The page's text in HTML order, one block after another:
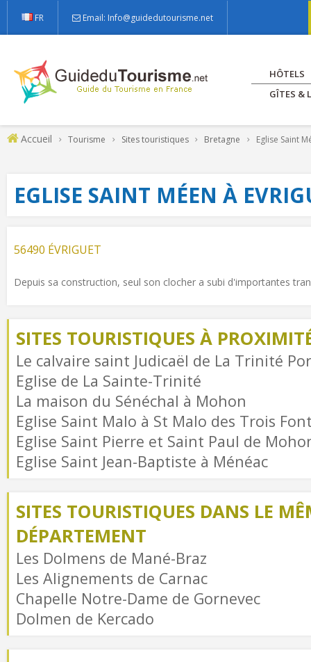
FR Email: Info@guidedutourisme.net
HÔTELS
GÎTES &
Accueil Tourisme Sites touristiques Bretagne Eglise Saint
EGLISE SAINT MÉEN À
56490 ÉVRIGUET
Depuis sa construction, seul son clocher a subi d'importantes
SITES TOURISTIQUES À
Le calvaire saint Judicaël de La Trinité
Eglise de La Sainte-Trinité
La maison du Sénéchal à Mohon
Eglise Saint Malo à St Malo des Trois
Eglise Saint Pierre et Saint Paul de
Eglise Saint Jean-Baptiste à Ménéac
SITES TOURISTIQUES DANS LE
DÉPARTEMENT
Les Dolmens de Mané-Braz
Les Alignements de Carnac
Chapelle Notre-Dame de Gornevec
Dolmen de Kercado